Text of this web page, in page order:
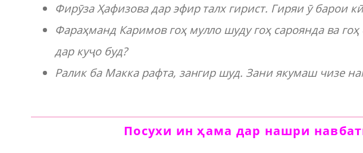
Фирӯза Ҳафизова дар эфир талх гирист. Гиряи ӯ барои
Фараҳманд Каримов гоҳ мулло шуду гоҳ сароянда ва
дар куҷо буд?
Ралик ба Макка рафта, зангир шуд. Зани якумаш чизе
Посухи ин ҳама дар нашри